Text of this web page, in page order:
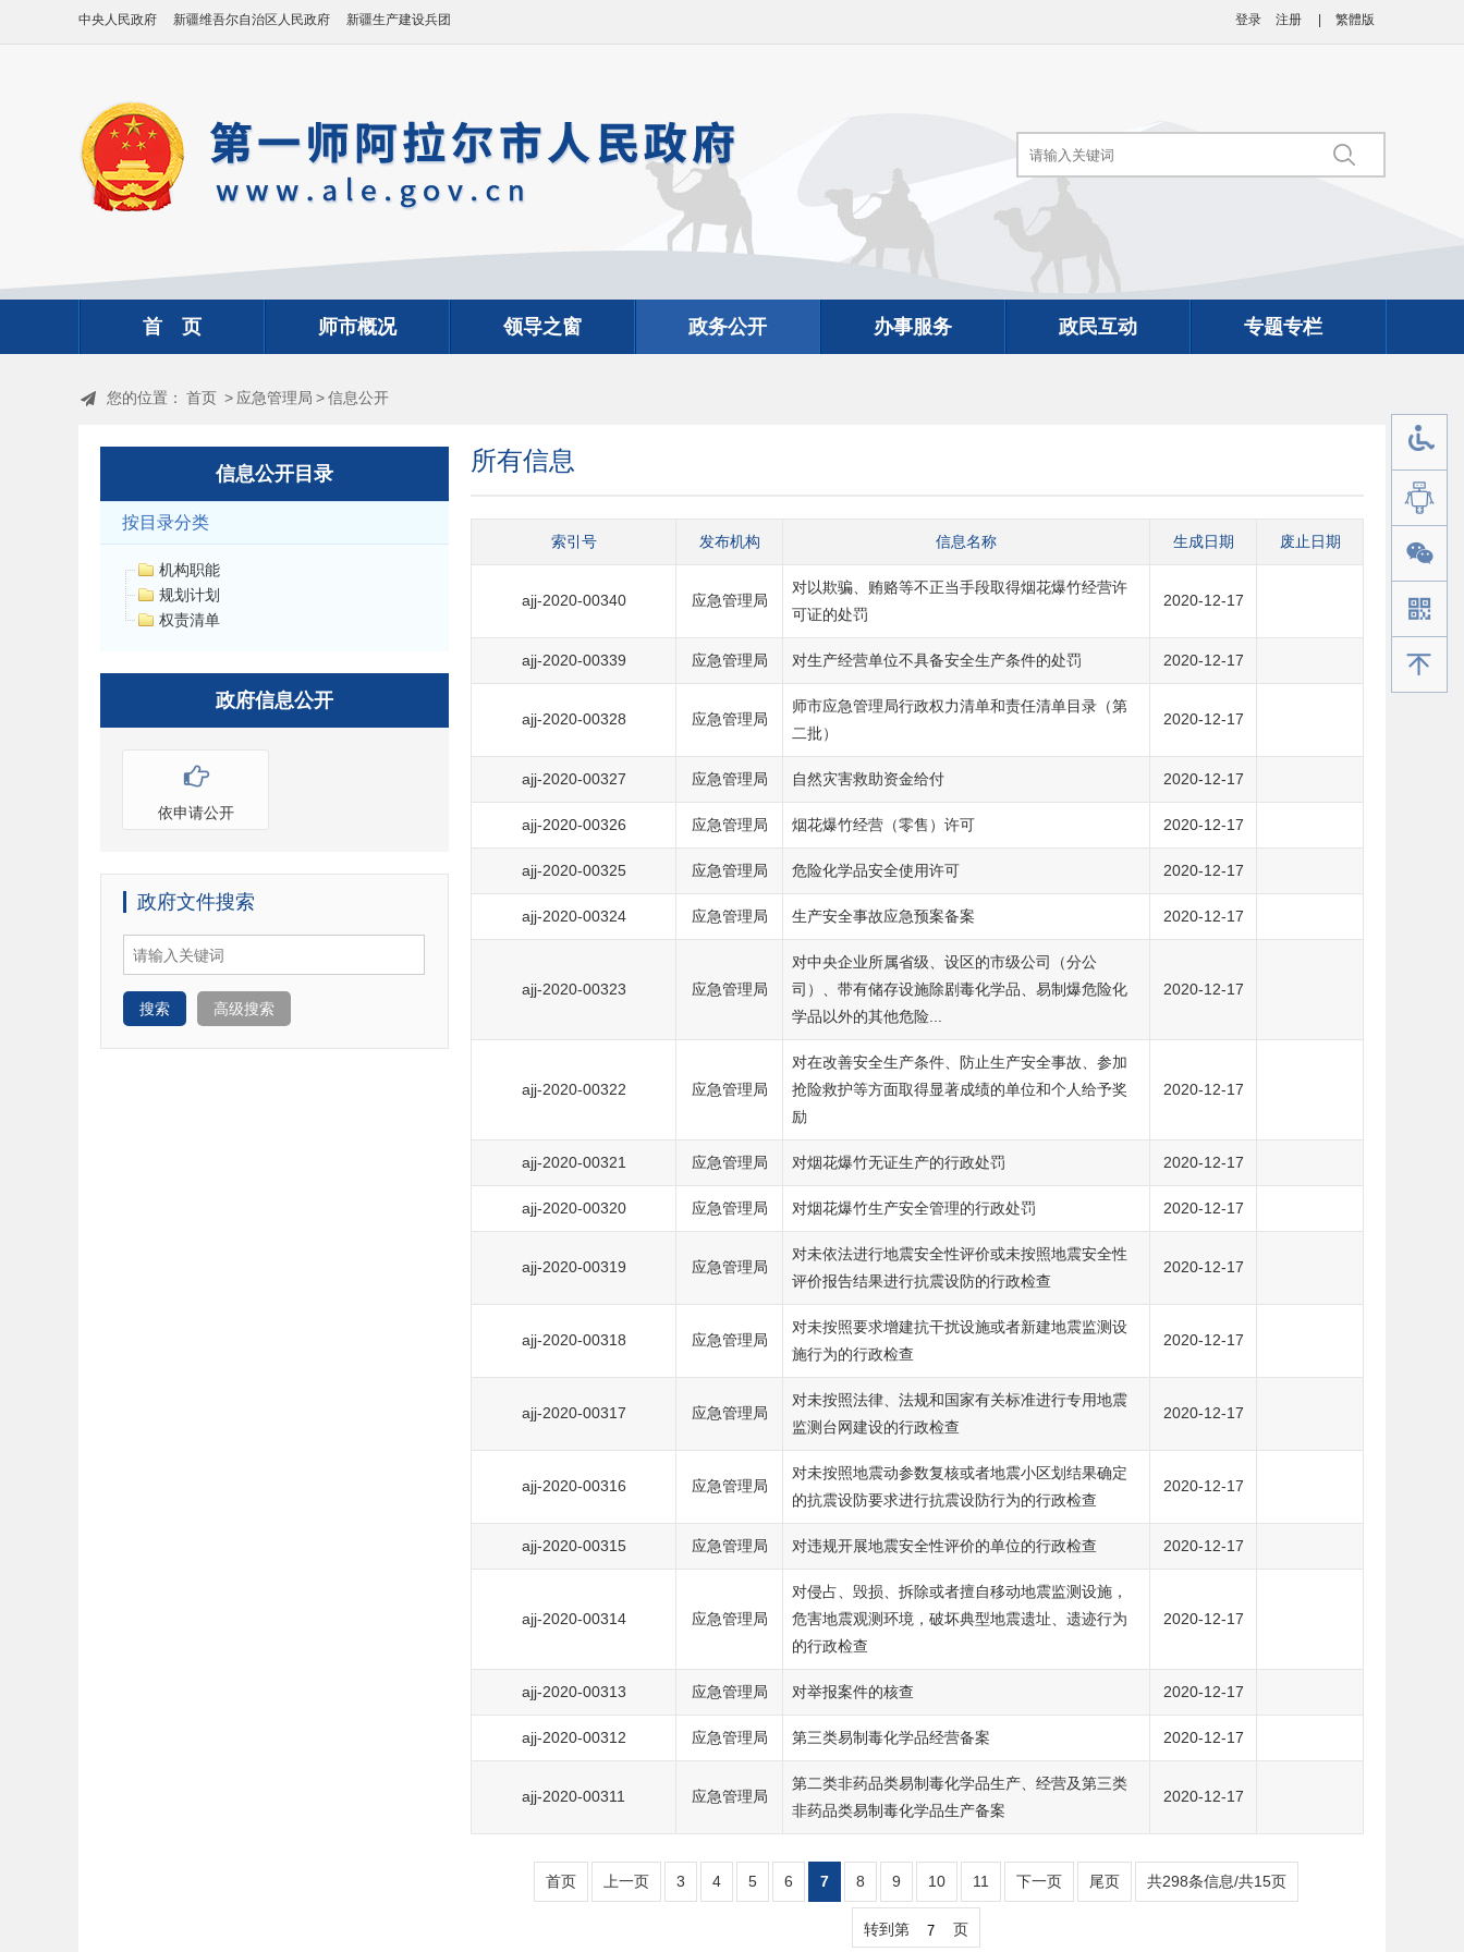
登录 注册 繁體版
中央人民政府 新疆维吾尔自治区人民政府 新疆生产建设兵团
首 页 师市概况 领导之窗 政务公开 办事服务 政民互动 专题专栏
您的位置： 首页 > 应急管理局 >信息公开
信息公开目录
按目录分类
机构职能
规划计划
权责清单
政府信息公开
依申请公开
政府文件搜索
搜索 高级搜索
所有信息
索引号 发布机构 信息名称 生成日期 废止日期
ajj-2020-00340 应急管理局
对以欺骗、贿赂等不正当手段取得烟花爆竹经营许
可证的处罚
2020-12-17
ajj-2020-00339 应急管理局 对生产经营单位不具备安全生产条件的处罚 2020-12-17
ajj-2020-00328 应急管理局
师市应急管理局行政权力清单和责任清单目录（第
二批）
2020-12-17
ajj-2020-00327 应急管理局 自然灾害救助资金给付 2020-12-17
ajj-2020-00326 应急管理局 烟花爆竹经营（零售）许可 2020-12-17
ajj-2020-00325 应急管理局 危险化学品安全使用许可 2020-12-17
ajj-2020-00324 应急管理局 生产安全事故应急预案备案 2020-12-17
ajj-2020-00323 应急管理局
对中央企业所属省级、设区的市级公司（分公
司）、带有储存设施除剧毒化学品、易制爆危险化
学品以外的其他危险...
2020-12-17
ajj-2020-00322 应急管理局
对在改善安全生产条件、防止生产安全事故、参加
抢险救护等方面取得显著成绩的单位和个人给予奖
励
2020-12-17
ajj-2020-00321 应急管理局 对烟花爆竹无证生产的行政处罚 2020-12-17
ajj-2020-00320 应急管理局 对烟花爆竹生产安全管理的行政处罚 2020-12-17
ajj-2020-00319 应急管理局
对未依法进行地震安全性评价或未按照地震安全性
评价报告结果进行抗震设防的行政检查
2020-12-17
ajj-2020-00318 应急管理局
对未按照要求增建抗干扰设施或者新建地震监测设
施行为的行政检查
2020-12-17
ajj-2020-00317 应急管理局
对未按照法律、法规和国家有关标准进行专用地震
监测台网建设的行政检查
2020-12-17
ajj-2020-00316 应急管理局
对未按照地震动参数复核或者地震小区划结果确定
的抗震设防要求进行抗震设防行为的行政检查
2020-12-17
ajj-2020-00315 应急管理局 对违规开展地震安全性评价的单位的行政检查 2020-12-17
ajj-2020-00314 应急管理局
对侵占、毁损、拆除或者擅自移动地震监测设施，
危害地震观测环境，破坏典型地震遗址、遗迹行为
的行政检查
2020-12-17
ajj-2020-00313 应急管理局 对举报案件的核查 2020-12-17
ajj-2020-00312 应急管理局 第三类易制毒化学品经营备案 2020-12-17
ajj-2020-00311 应急管理局
第二类非药品类易制毒化学品生产、经营及第三类
非药品类易制毒化学品生产备案
2020-12-17
首页 上一页 3 4 5 6 7 8 9 10 11 下一页 尾页 共298条信息/共15页
转到第 页
手机版